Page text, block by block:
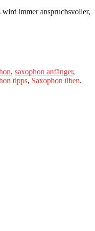
immer anspruchsvoller,
, saxophon anfänger,
tipps, Saxophon üben,